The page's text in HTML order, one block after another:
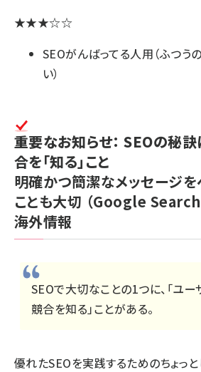
★★★☆☆
SEOがんばってる人用（ふつう
い）
重要なお知らせ： SEOの秘
合を「知る」こと
明確かつ簡潔なメッセージを
ことも大切 （Google
海外情報
SEOで大切なことの1つに、「ユー
競合を知る」ことがある。
優れたSEOを実践するためのちょっ